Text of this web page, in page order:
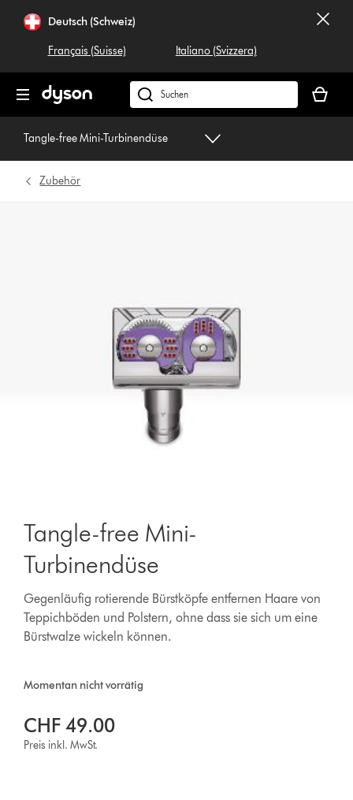
überspringenDeutsch (Schweiz)
Français (Suisse) Italiano (Svizzera)
Dyson.ch
durchsuchen
ist
Tangle-free Mini-Turbinendüse
Zubehör
Tangle-free Mini-
Turbinendüse
Gegenläufig rotierende Bürstköpfe entfernen Haare von
Teppichböden und Polstern, ohne dass sie sich um eine
Bürstwalze wickeln können.
Momentan nicht vorrätig
CHF 49.00
Preis inkl. MwSt.